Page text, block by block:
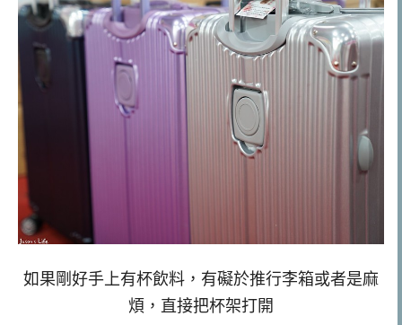
如果剛好手上有杯飲料，有礙於推行李箱或者是麻
煩，直接把杯架打開